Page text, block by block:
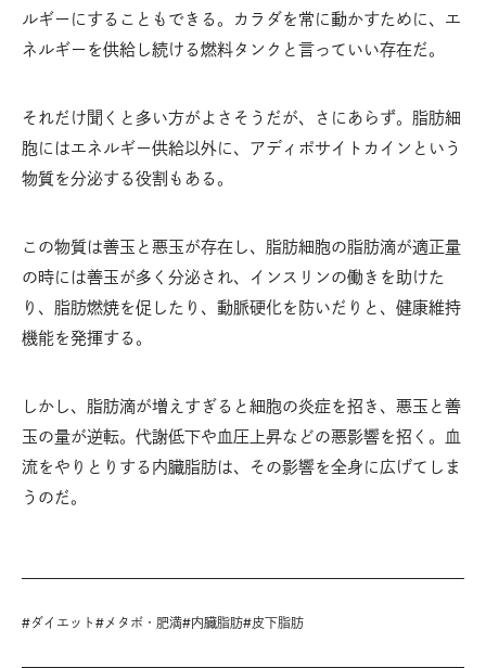
ルギーにすることもできる。カラダを常に動かすために、エ
ネルギーを供給し続ける燃料タンクと言っていい存在だ。
それだけ聞くと多い方がよさそうだが、さにあらず。脂肪細
胞にはエネルギー供給以外に、アディポサイトカインという
物質を分泌する役割もある。
この物質は善玉と悪玉が存在し、脂肪細胞の脂肪滴が適正量
の時には善玉が多く分泌され、インスリンの働きを助けた
り、脂肪燃焼を促したり、動脈硬化を防いだりと、健康維持
機能を発揮する。
しかし、脂肪滴が増えすぎると細胞の炎症を招き、悪玉と善
玉の量が逆転。代謝低下や血圧上昇などの悪影響を招く。血
流をやりとりする内臓脂肪は、その影響を全身に広げてしま
うのだ。
#ダイエット #メタボ・肥満#内臓脂肪#皮下脂肪